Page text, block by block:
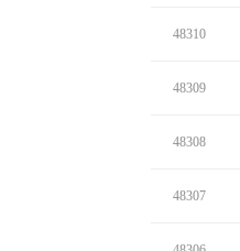
48310
48309
48308
48307